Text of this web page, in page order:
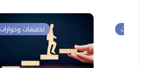
تحقيقات وحوارات وحوارات